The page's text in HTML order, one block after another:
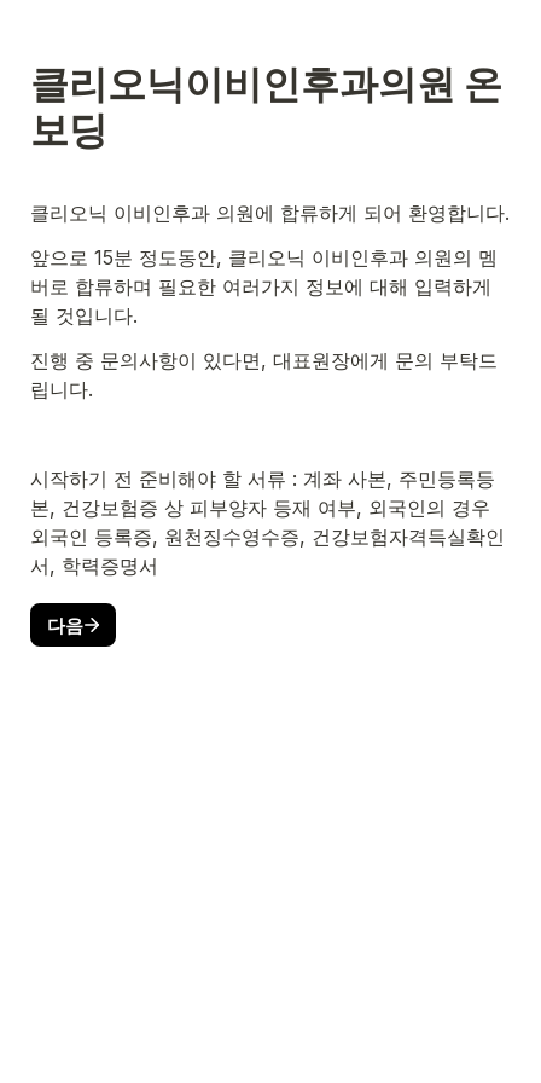
클리오닉이비인후과의원 온
보딩
클리오닉 이비인후과 의원에 합류하게 되어 환영합니다.
앞으로 15분 정도동안, 클리오닉 이비인후과 의원의 멤
버로 합류하며 필요한 여러가지 정보에 대해 입력하게
될 것입니다.
진행 중 문의사항이 있다면, 대표원장에게 문의 부탁드
립니다.
시작하기 전 준비해야 할 서류 : 계좌 사본, 주민등록등
본, 건강보험증 상 피부양자 등재 여부, 외국인의 경우
외국인 등록증, 원천징수영수증, 건강보험자격득실확인
서, 학력증명서
다음